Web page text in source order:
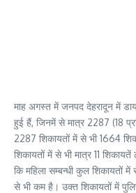
माह अगस्त में जनपद देहरादून में
हुई हैं, जिनमें से मात्र 2287 (18
2287 शिकायतों में से भी 1664
शिकायतों में से भी मात्र 11
कि महिला सम्बन्धी कुल शिकायतों
से भी कम है। उक्त शिकायतों में